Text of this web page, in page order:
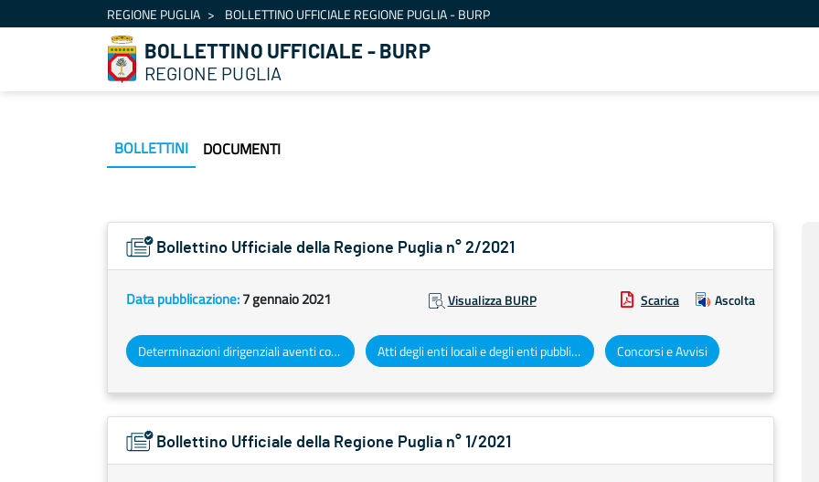
Skip to ContentREGIONE PUGLIA BOLLETTINO UFFICIALE REGIONE PUGLIA - BURP
BOLLETTINO UFFICIALE - BURP
REGIONE PUGLIA
BOLLETTINI DOCUMENTI
Bollettino Ufficiale della Regione Puglia n° 2/2021
Data pubblicazione:7 gennaio 2021 Visualizza BURP Scarica Ascolta
Determinazioni dirigenziali aventi contenuto di interesse generale Atti degli enti locali e degli enti pubblici e privati Concorsi e Avvisi
Bollettino Ufficiale della Regione Puglia n° 1/2021